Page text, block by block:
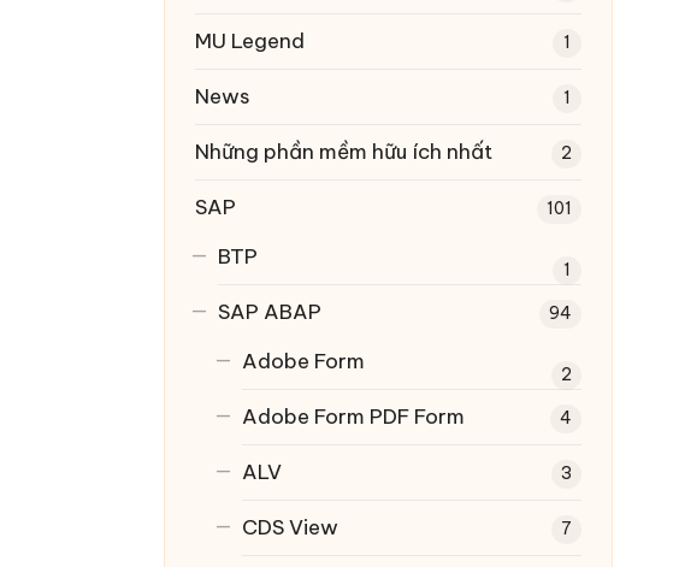
MU Legend 1
News 1
Những phần mềm hữu ích nhất 2
SAP 101
BTP 1
SAP ABAP 94
Adobe Form 2
Adobe Form PDF Form 4
ALV 3
CDS View 7